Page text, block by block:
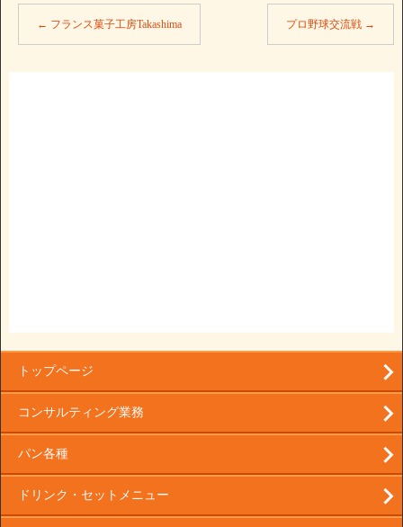
← フランス菓子工房Takashima プロ野球交流戦 →
トップページ
コンサルティング業務
パン各種
ドリンク・セットメニュー